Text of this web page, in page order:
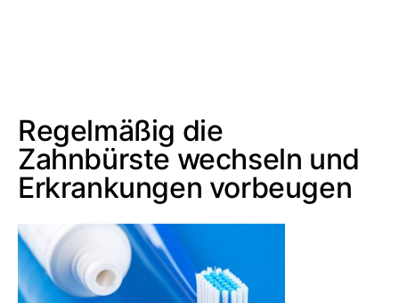
Regelmäßig die
Zahnbürste wechseln und
Erkrankungen vorbeugen